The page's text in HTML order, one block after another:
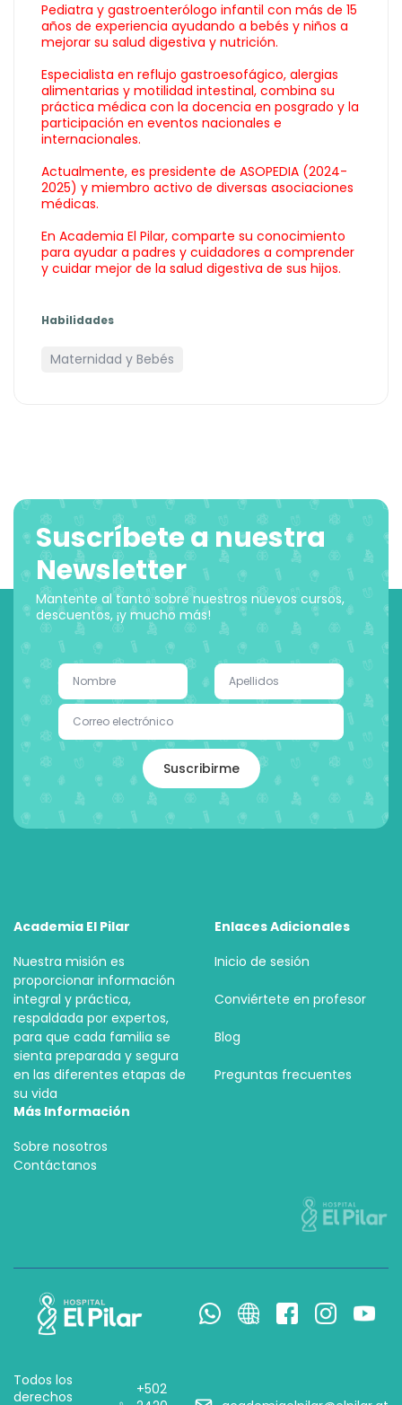
Pediatra y gastroenterólogo infantil con más de 15
años de experiencia ayudando a bebés y niños a
mejorar su salud digestiva y nutrición.
Especialista en reflujo gastroesofágico, alergias
alimentarias y motilidad intestinal, combina su
práctica médica con la docencia en posgrado y la
participación en eventos nacionales e
internacionales.
Actualmente, es presidente de ASOPEDIA (2024-
2025) y miembro activo de diversas asociaciones
médicas.
En Academia El Pilar, comparte su conocimiento
para ayudar a padres y cuidadores a comprender
y cuidar mejor de la salud digestiva de sus hijos.
Habilidades
Maternidad y Bebés
Suscríbete a nuestra
Newsletter
Mantente al tanto sobre nuestros nuevos cursos,
descuentos, ¡y mucho más!
Suscribirme
Academia El Pilar
Nuestra misión es
proporcionar información
integral y práctica,
respaldada por expertos,
para que cada familia se
sienta preparada y segura
en las diferentes etapas de
su vida
Enlaces Adicionales
Inicio de sesión
Conviértete en profesor
Blog
Preguntas frecuentes
Más Información
Sobre nosotros
Contáctanos
Todos los
derechos
+502